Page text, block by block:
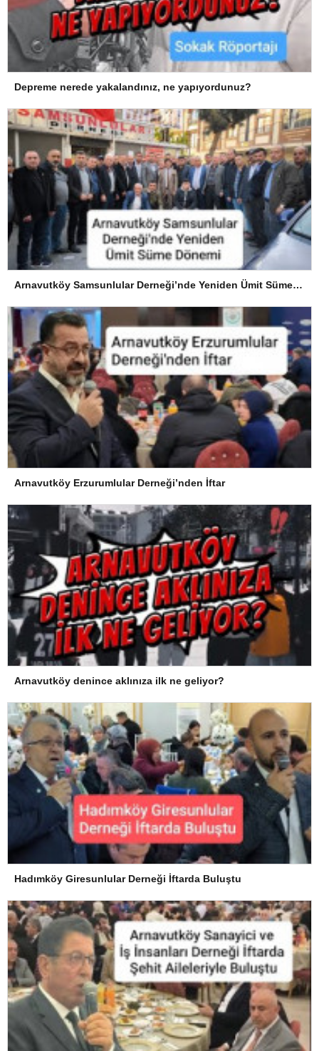
Depreme nerede yakalandınız, ne yapıyordunuz?
Arnavutköy Samsunlular Derneği’nde Yeniden Ümit Süme Dönemi
Arnavutköy Erzurumlular Derneği’nden İftar
Arnavutköy denince aklınıza ilk ne geliyor?
Hadımköy Giresunlular Derneği İftarda Buluştu